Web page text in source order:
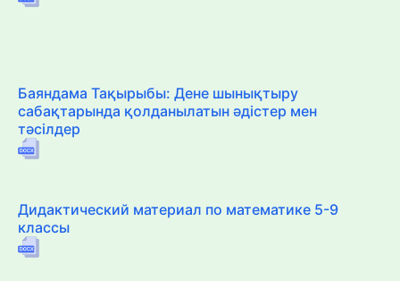
Баяндама Тақырыбы: Дене шынықтыру
сабақтарында қолданылатын әдістер мен
тәсілдер
Дидактический материал по математике 5-9
классы